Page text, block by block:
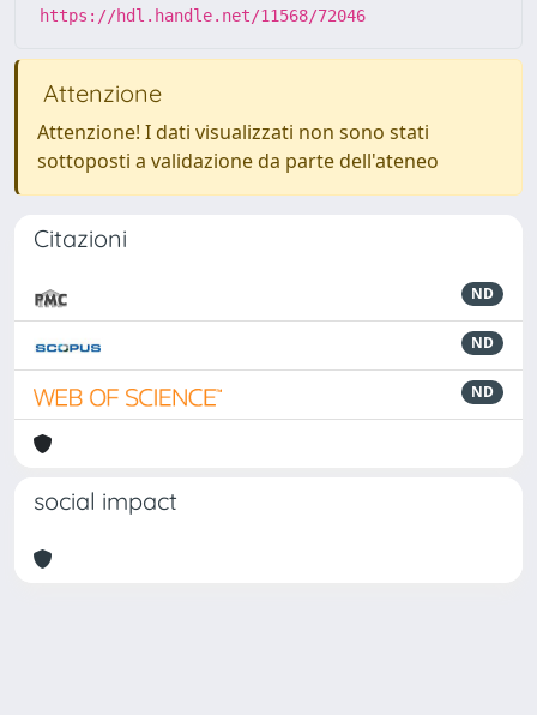
https://hdl.handle.net/11568/72046
Attenzione
Attenzione! I dati visualizzati non sono stati
sottoposti a validazione da parte dell'ateneo
Citazioni
ND
ND
ND
social impact